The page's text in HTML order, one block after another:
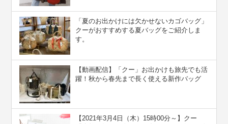
「夏のお出かけには欠かせないカゴバッグ」
クーがおすすめする夏バッグをご紹介しま
す。
【動画配信】「クー」お出かけも旅先でも活
躍！秋から春先まで長く使える新作バッグ
【2021年3月4日（木）15時00分～】クー